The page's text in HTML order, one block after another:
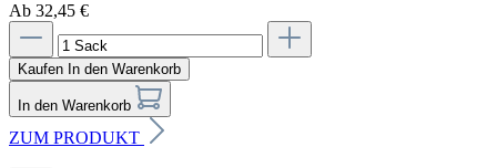
Ab 32,45 €
Kaufen In den Warenkorb
In den Warenkorb
ZUM PRODUKT